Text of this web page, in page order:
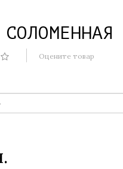
Оцените товар